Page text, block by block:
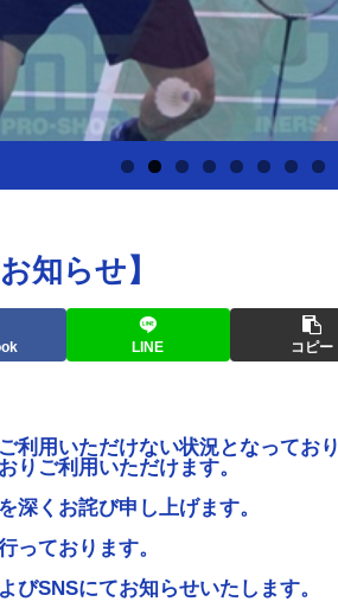
知らせ】
LINE コピー
利用いただけない状況となってお
りご利用いただけます。
深くお詫び申し上げます。
っております。
SNSにてお知らせいたします。